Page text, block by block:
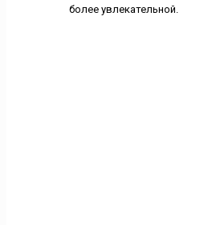
более увлекательной.